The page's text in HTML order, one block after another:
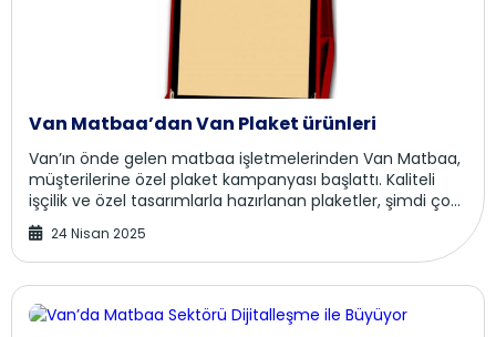
Van Matbaa’dan Van Plaket ürünleri
Van’ın önde gelen matbaa işletmelerinden Van Matbaa,
müşterilerine özel plaket kampanyası başlattı. Kaliteli
işçilik ve özel tasarımlarla hazırlanan plaketler, şimdi çok
daha uygun fiyatlarla sunuluyo...
24 Nisan 2025